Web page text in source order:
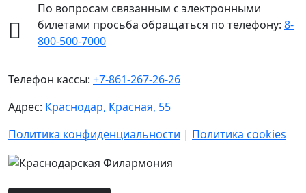
По вопросам связанным с электронными
билетами просьба обращаться по телефону: 8-
800-500-7000
Телефон кассы: +7-861-267-26-26
Адрес: Краснодар, Красная, 55
Политика конфиденциальности | Политика cookies